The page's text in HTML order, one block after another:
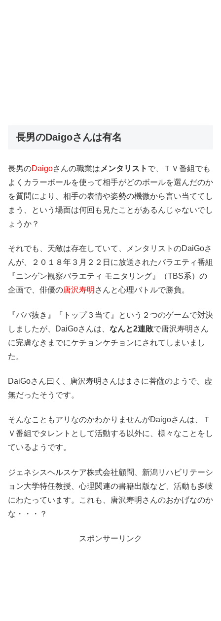
長男のDaigoさんは有名
長男のDaigoさんの職業は メンタリスト で、ＴＶ番組でも
よくカラーボールを使って相手がどのボールを選んだのか
を質問により、相手の表情や姿勢の機微から言い当ててし
まう、という場面は何回も見たことがあるんじゃないでし
ょうか？
それでも、天敵は存在していて、メンタリストのDaiGoさ
んが、２０１８年３月２２日に放送されたバラエティ番組
『ニンゲン観察バラエティ モニタリング』（TBS系）の
企画で、俳優の唐沢寿明 さんと心理バトルで勝負。
『ババ抜き』『トップ３当て』という２つのゲームで対決
しましたが、DaiGoさんは、 なんと2連敗で唐沢寿明さん
に完膚なきまでにケチョンケチョンにされてしまいまし
た。
DaiGoさん曰く、唐沢寿明さんはまさに菩薩のようで、虚
無だったそうです。
そんなこともアリなのかわかりませんがDaigoさんは、Ｔ
Ｖ番組でタレントとして活動する以外に、様々なことをし
ているようです。
ジェネシスヘルスケア株式会社顧問、新潟リハビリテーシ
ョン大学特任教授、心理関連の書籍出版など、活動も多岐
にわたっています。これも、唐沢寿明さんのおかげなのか
な・・・？
スポンサーリンク